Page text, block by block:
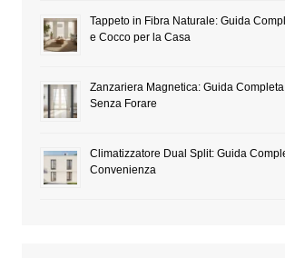
Tappeto in Fibra Naturale: Guida
e Cocco per la Casa
Zanzariera Magnetica: Guida
Senza Forare
Climatizzatore Dual Split: Guida
Convenienza